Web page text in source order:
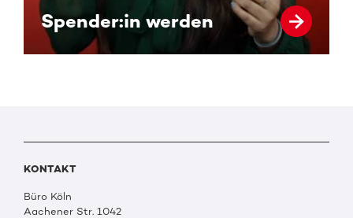
Spender:in werden
KONTAKT
Büro Köln
Aachener Str. 1042